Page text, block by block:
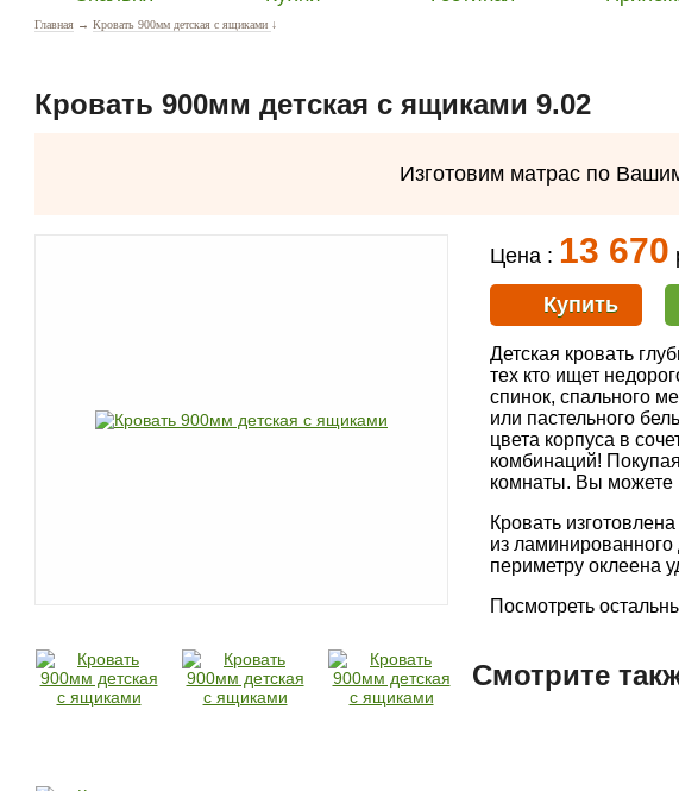
Главная → Кровать 900мм детская с ящиками ↓
Кровать 900мм детская с ящиками 9.02
Изготовим матрас по
Цена : 13 670
Купить
Детская кровать
тех кто ищет
спинок, спального
или пастельного
цвета корпуса в
комбинаций!
комнаты. Вы можете
Кровать
из
периметру оклеена
Посмотреть
Смотрите